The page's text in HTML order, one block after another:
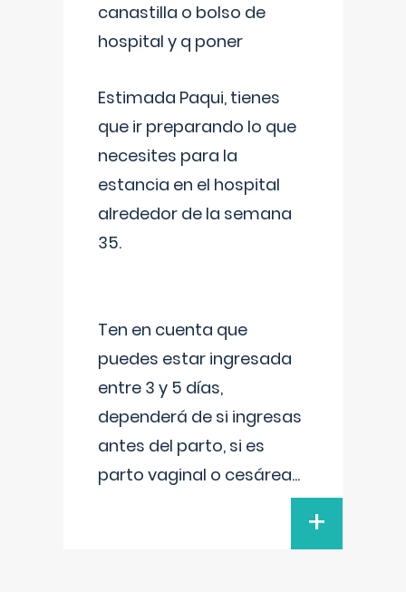
canastilla o bolso de
hospital y q poner
Estimada Paqui, tienes
que ir preparando lo que
necesites para la
estancia en el hospital
alrededor de la semana
35.
Ten en cuenta que
puedes estar ingresada
entre 3 y 5 días,
dependerá de si ingresas
antes del parto, si es
parto vaginal o cesárea...
+